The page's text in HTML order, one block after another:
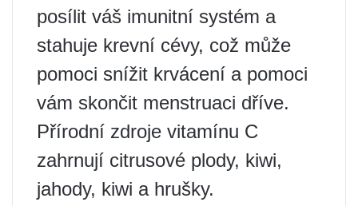
posílit váš imunitní systém a
stahuje krevní cévy, což může
pomoci snížit krvácení a pomoci
vám skončit menstruaci dříve.
Přírodní zdroje vitamínu C
zahrnují citrusové plody, kiwi,
jahody, kiwi a hrušky.